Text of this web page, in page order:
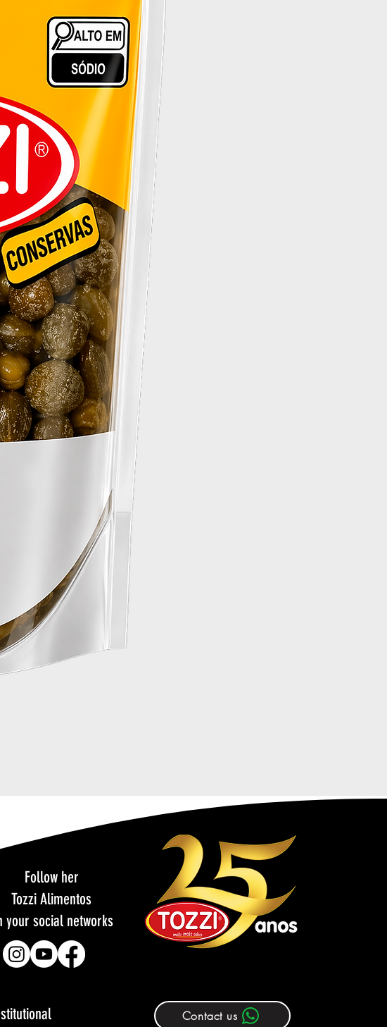
Follow her
Tozzi Alimentos
your social networks
Contact us